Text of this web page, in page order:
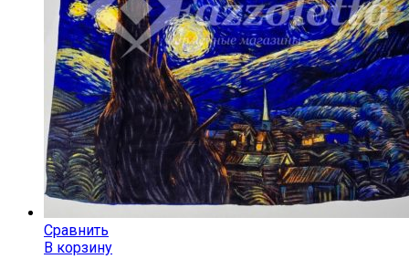
Сравнить
В корзину